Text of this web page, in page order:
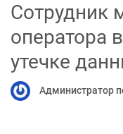
Сотрудник
оператора
утечке
Администратор